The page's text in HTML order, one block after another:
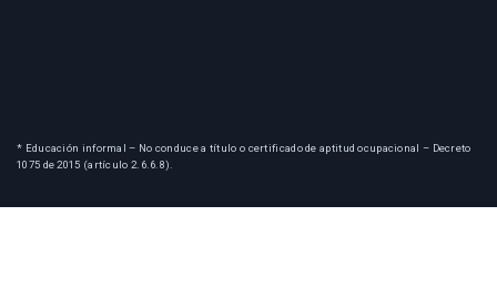
* Educación informal – No conduce a título o certificado de aptitud ocupacional – Decreto
1075 de 2015 (artículo 2.6.6.8).